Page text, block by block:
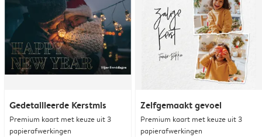
Gedetailleerde Kerstmis
Premium kaart met keuze uit 3
papierafwerkingen
Zelfgemaakt gevoel
Premium kaart met keuze uit 3
papierafwerkingen